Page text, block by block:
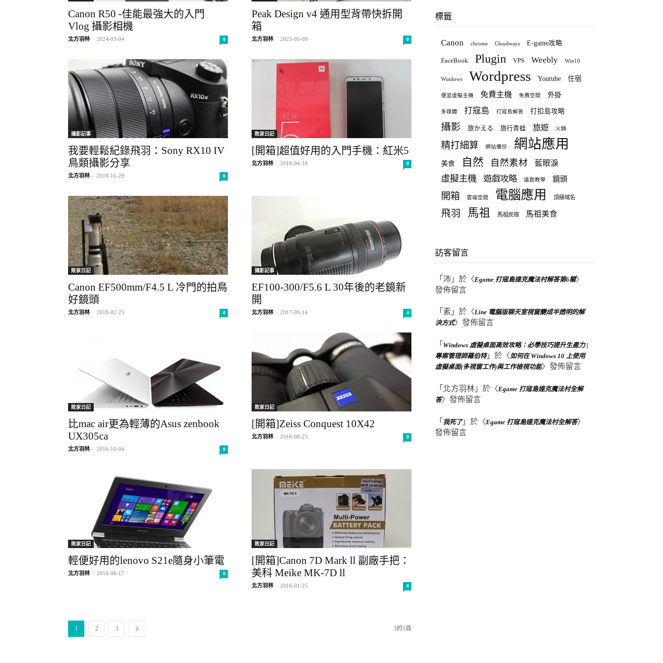
羽
Canon R50 -佳能最強大的入門
Vlog 攝影相機
北方羽林 - 2024-03-04 0
Peak Design v4 通用型背帶快拆開
箱
北方羽林 - 2023-05-09 0
攝影記事
我要輕鬆紀錄飛羽：Sony RX10 IV
鳥類攝影分享
北方羽林 - 2018-11-29 0
敗家日記
[開箱]超值好用的入門手機：紅米5
北方羽林 - 2018-04-18 0
敗家日記
Canon EF500mm/F4.5 L 冷門的拍鳥
好鏡頭
北方羽林 - 2018-02-25 0
攝影記事
EF100-300/F5.6 L 30年後的老鏡新
開
北方羽林 - 2017-09-14 4
敗家日記
比mac air更為輕薄的Asus zenbook
UX305ca
北方羽林 - 2016-10-04 0
敗家日記
[開箱]Zeiss Conquest 10X42
北方羽林 - 2016-08-25 0
敗家日記
輕便好用的lenovo S21e隨身小筆電
北方羽林 - 2016-08-17 0
敗家日記
[開箱]Canon 7D Mark ll 副廠手把：
美科 Meike MK-7D ll
北方羽林 - 2016-01-25 0
1 2 3 3的1頁
標籤
Canon chrome Cloudways E-game攻略
FaceBook Plugin VPS Weebly Win10
Windows Wordpress Youtube 住宿
便宜虛擬主機 免費主機 免費空間 外掛
多媒體 打寇島 打寇島解答 打扣島攻略
攝影 旅かえる 旅行青蛙 旅遊 火鍋
精打細算 網站備份 網站應用
美食 自然 自然素材 藍眼淚
虛擬主機 遊戲攻略 遠距教學 鏡頭
開箱 雲端空間 電腦應用 頂級域名
飛羽 馬祖 馬祖民宿 馬祖美食
訪客留言
「 沛 」於〈Egame 打寇島達克魔法村解答第6關〉
發佈留言
「 素 」於〈Line 電腦版聊天室視窗變成半透明的解
決方式〉發佈留言
「 Windows 虛擬桌面高效攻略：必學技巧提升生產力 |
專案管理師羅伯特」於〈 如何在 Windows 10 上使用
虛擬桌面(多視窗工作)與工作檢視功能〉發佈留言
「 北方羽林 」於〈Egame 打寇島達克魔法村全解
答〉發佈留言
「 我死了」於〈Egame 打寇島達克魔法村全解答〉
發佈留言